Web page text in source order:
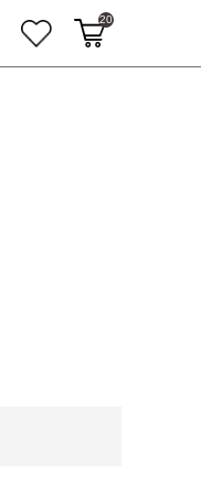
メルマガ登録お気に入りカートに入れる
20